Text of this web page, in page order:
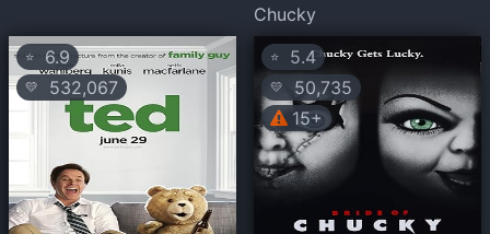
Chucky
⭐ 6.9
💛 532,067
⭐ 5.4
💛
50,735
15+